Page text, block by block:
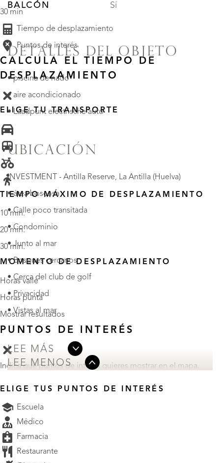
BALCÓN Sí
DETALLES DEL OBJETO
• piscina de nado
• aire acondicionado
• Laadpunt electrische auto
UBICACIÓN
INVESTMENT - Antilla Reserve, La Antilla (Huelva)
• área boscosa
• Calle poco transitada
• Condominio
• Junto al mar
• Bosques cercanos
• Cerca del club de golf
• Privacidad
• Vistas al mar
LEE MÁS
LEE MENOS
30 min
Tiempo de desplazamiento
Puntos de interés
CALCULA EL TIEMPO DE
DESPLAZAMIENTO
ELIGE TU TRANSPORTE
TIEMPO MÁXIMO DE DESPLAZAMIENTO
10 min.
20 min.
30 min.
MOMENTO DE DESPLAZAMIENTO
Horas valle
Horas punta
Mostrar resultados
PUNTOS DE INTERÉS
Indica qué puntos de interés quieres mostrar en el mapa.
ELIGE TUS PUNTOS DE INTERÉS
Escuela
Médico
Farmacia
Restaurante